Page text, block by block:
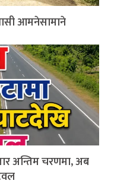
आमनेसामाने
अन्तिम चरणमा, अब